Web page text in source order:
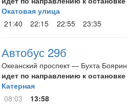
Окатовая улица
21:40
22:15 22:55 23:35
Автобус 29б
Океанский проспект — Бухта Боярин
идет по направлению к остановке
Катерная
08:03
13:58